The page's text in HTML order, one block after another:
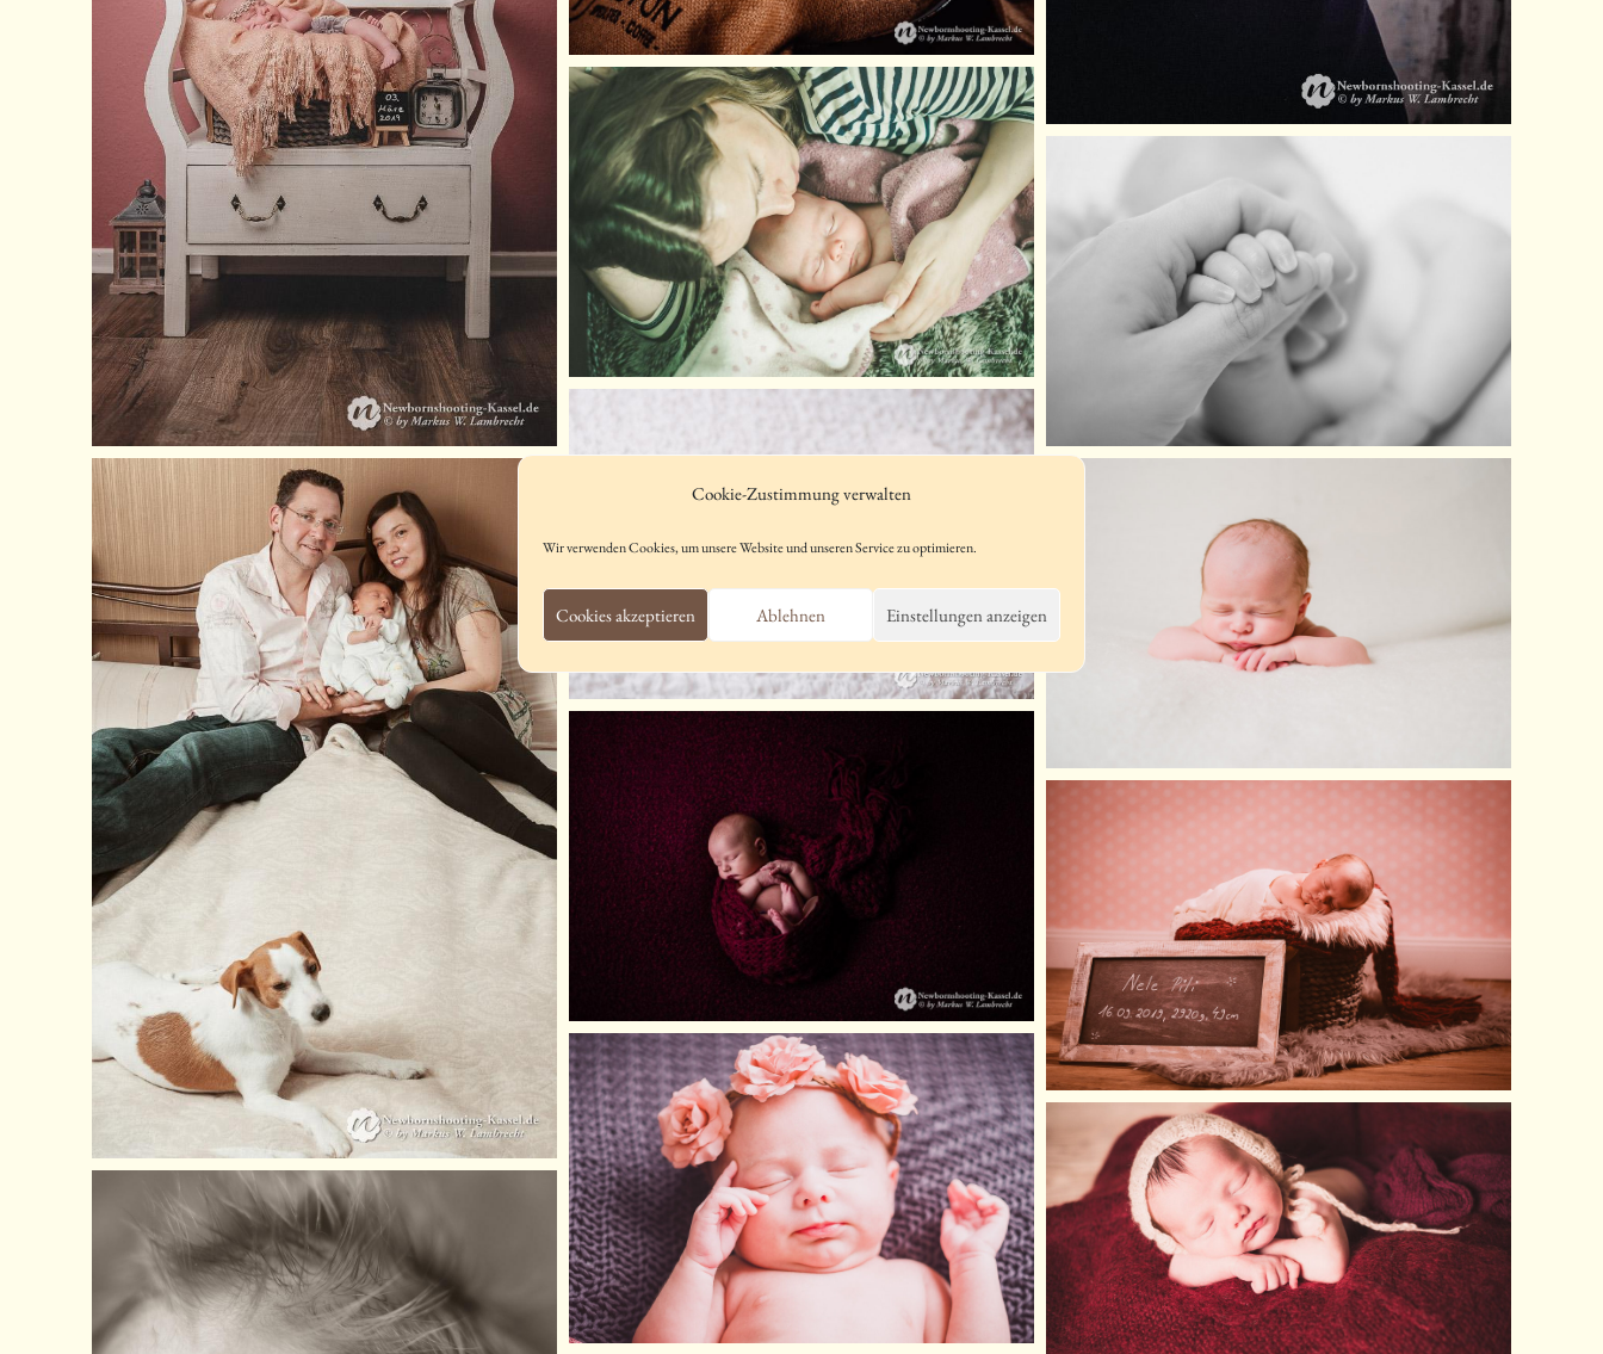
Cookie-Zustimmung verwalten
Wir verwenden Cookies, um unsere Website und unseren Service zu optimieren.
Cookies akzeptieren Ablehnen Einstellungen anzeigen